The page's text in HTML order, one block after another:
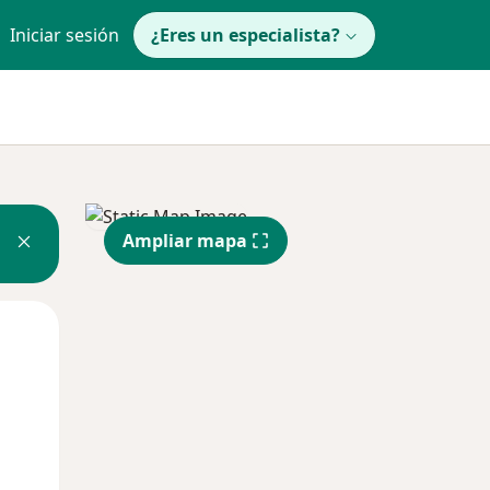
Iniciar sesión ¿Eres un especialista?
Ampliar mapa